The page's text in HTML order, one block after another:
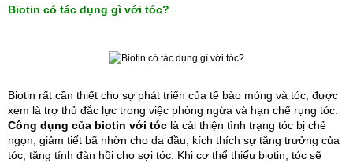
Biotin có tác dụng gì với tóc?
Biotin rất cần thiết cho sự phát triển của tế bào móng và tóc, được
Công dụng của biotin với tóc là cải thiện tình trạng tóc bị chẻ
ngọn, giảm tiết bã nhờn cho da đầu, kích thích sự tăng trưởng của
tóc, tăng tính đàn hồi cho sợi tóc. Khi cơ thể thiếu biotin, tóc sẽ